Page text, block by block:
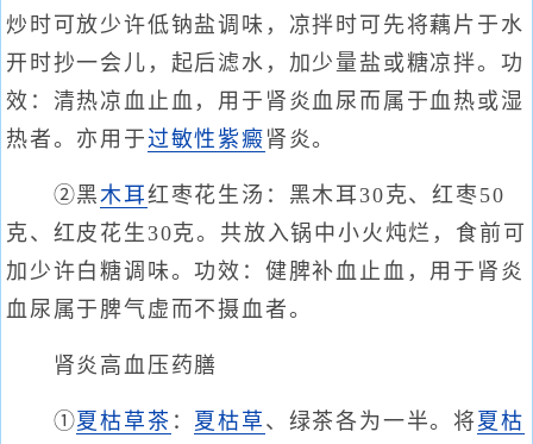
炒时可放少许低钠盐调味，凉拌时可先将藕片于水
开时抄一会儿，起后滤水，加少量盐或糖凉拌。功
效：清热凉血止血，用于肾炎血尿而属于血热或湿
热者。亦用于过敏性紫癜 肾炎。
②黑木耳红枣花生汤：黑木耳30克、红枣50
克、红皮花生30克。共放入锅中小火炖烂，食前可
加少许白糖调味。功效：健脾补血止血，用于肾炎
血尿属于脾气虚而不摄血者。
肾炎高血压药膳
①夏枯草茶 ： 夏枯草 、绿茶各为一半。将 夏枯